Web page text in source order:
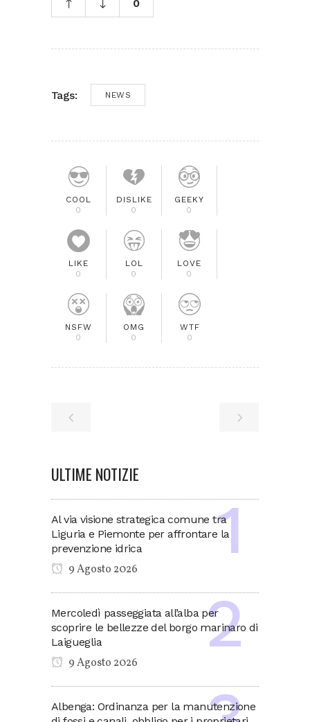
0
Tags: NEWS
COOL
0
DISLIKE
0
GEEKY
0
LIKE
0
LOL
0
LOVE
0
NSFW
0
OMG
0
WTF
0
ULTIME NOTIZIE
Al via visione strategica comune tra
Liguria e Piemonte per affrontare la
prevenzione idrica
9 Agosto 2026
Mercoledì passeggiata all’alba per
scoprire le bellezze del borgo marinaro di
Laigueglia
9 Agosto 2026
Albenga: Ordinanza per la manutenzione